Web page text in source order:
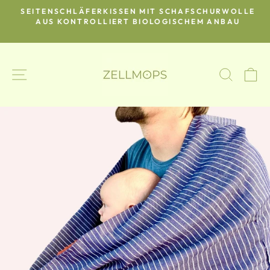
Direkt
Pause
Diashow
SEITENSCHLÄFERKISSEN MIT SCHAFSCHURWOLLE
AUS KONTROLLIERT BIOLOGISCHEM ANBAU
SEITENNAVIGATION